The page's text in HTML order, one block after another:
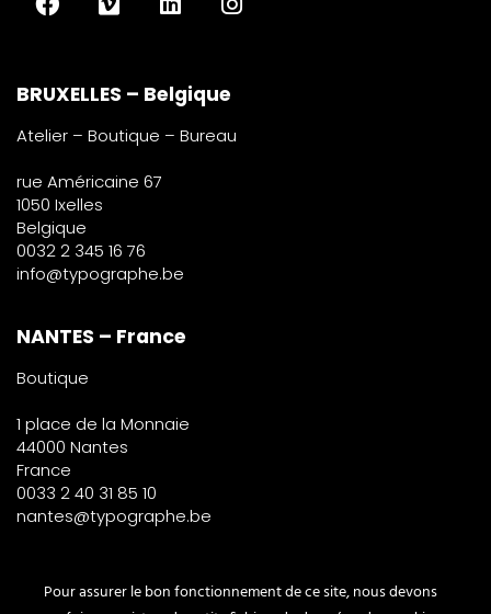
BRUXELLES – Belgique
Atelier – Boutique – Bureau
rue Américaine 67
1050 Ixelles
Belgique
0032 2 345 16 76
info@typographe.be
NANTES – France
Boutique
1 place de la Monnaie
44000 Nantes
France
0033 2 40 31 85 10
nantes@typographe.be
PARIS – France
Pour assurer le bon fonctionnement de ce site, nous devons